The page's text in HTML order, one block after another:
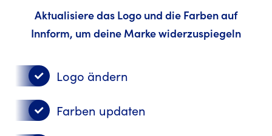
Aktualisiere das Logo und die Farben auf
Innform, um deine Marke widerzuspiegeln
Logo ändern
Farben updaten